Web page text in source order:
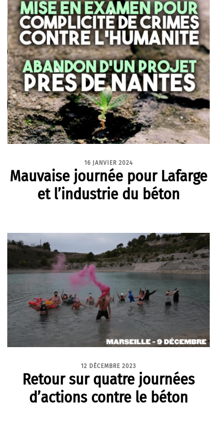
16 JANVIER 2024
Mauvaise journée pour Lafarge
et l’industrie du béton
12 DÉCEMBRE 2023
Retour sur quatre journées
d’actions contre le béton